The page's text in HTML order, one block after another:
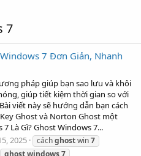
7
7 Đơn Giản, Nhanh
pháp giúp bạn sao lưu và khôi
giúp tiết kiệm thời gian so với
viết này sẽ hướng dẫn bạn cách
Ghost và Norton Ghost một
Là Gì? Ghost Windows 7...
2025 cáchghostwin7
ghostwindows7